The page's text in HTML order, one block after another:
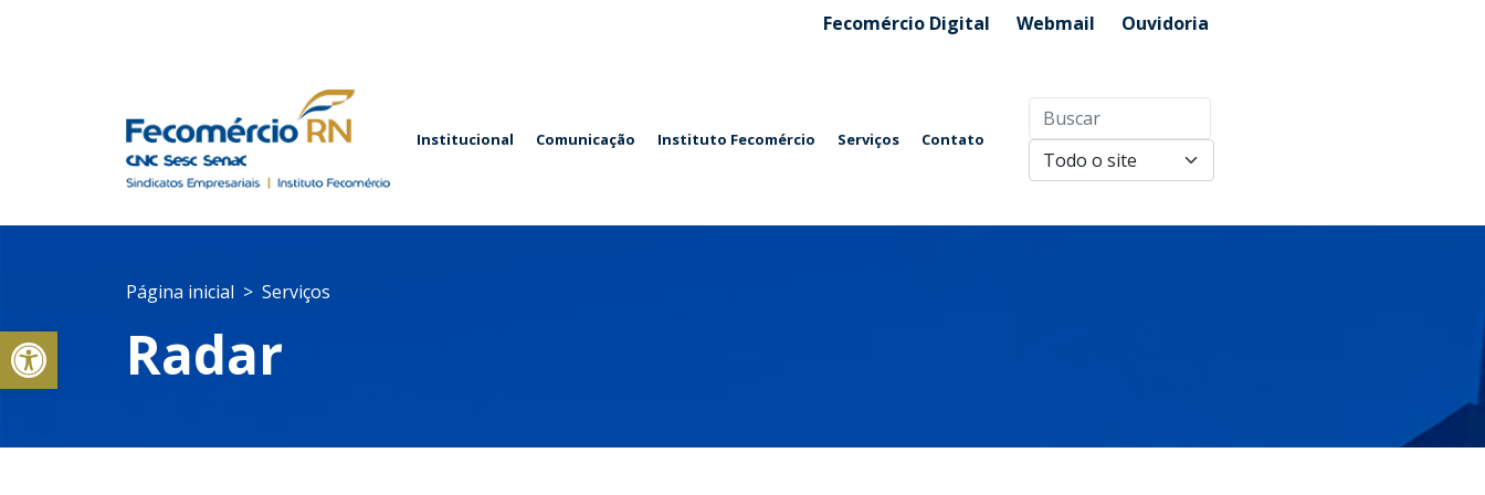
Abrir a barra de ferramentas
Fecomércio Digital Webmail Ouvidoria
Institucional Comunicação Instituto Fecomércio Serviços Contato
Página inicial Serviços
Radar